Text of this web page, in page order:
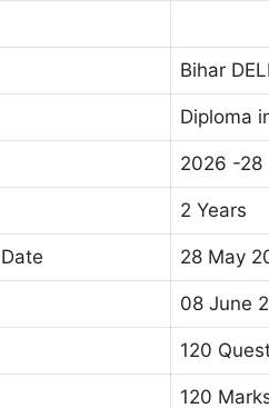
Bihar
Diploma
2026 -28
2 Years
28 May
08 June
120
120